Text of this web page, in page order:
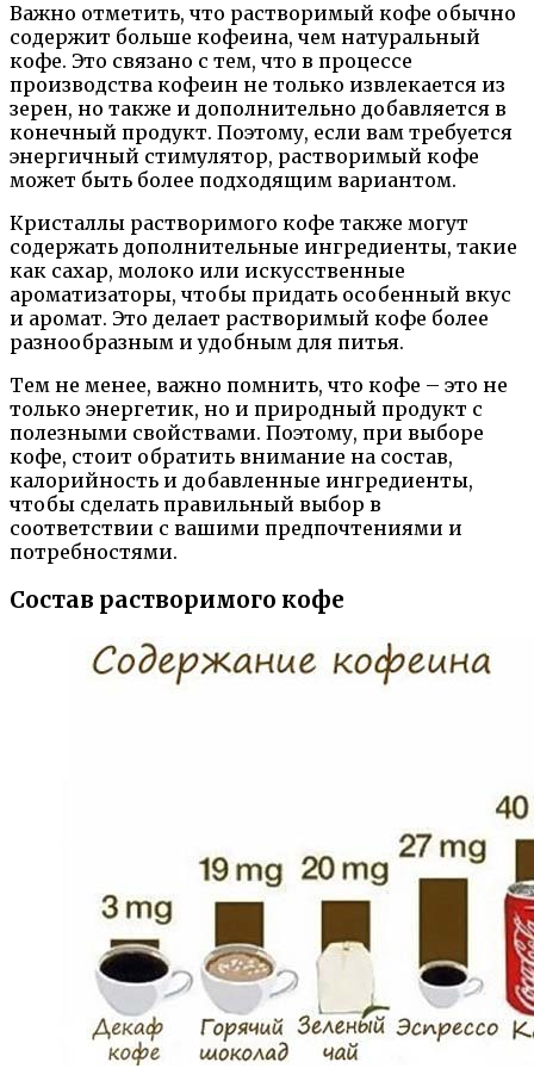
Важно отметить, что растворимый кофе обычно
содержит больше кофеина, чем натуральный
кофе. Это связано с тем, что в процессе
производства кофеин не только извлекается из
зерен, но также и дополнительно добавляется в
конечный продукт. Поэтому, если вам требуется
энергичный стимулятор, растворимый кофе
может быть более подходящим вариантом.
Кристаллы растворимого кофе также могут
содержать дополнительные ингредиенты, такие
как сахар, молоко или искусственные
ароматизаторы, чтобы придать особенный вкус
и аромат. Это делает растворимый кофе более
разнообразным и удобным для питья.
Тем не менее, важно помнить, что кофе – это не
только энергетик, но и природный продукт с
полезными свойствами. Поэтому, при выборе
кофе, стоит обратить внимание на состав,
калорийность и добавленные ингредиенты,
чтобы сделать правильный выбор в
соответствии с вашими предпочтениями и
потребностями.
Состав растворимого кофе